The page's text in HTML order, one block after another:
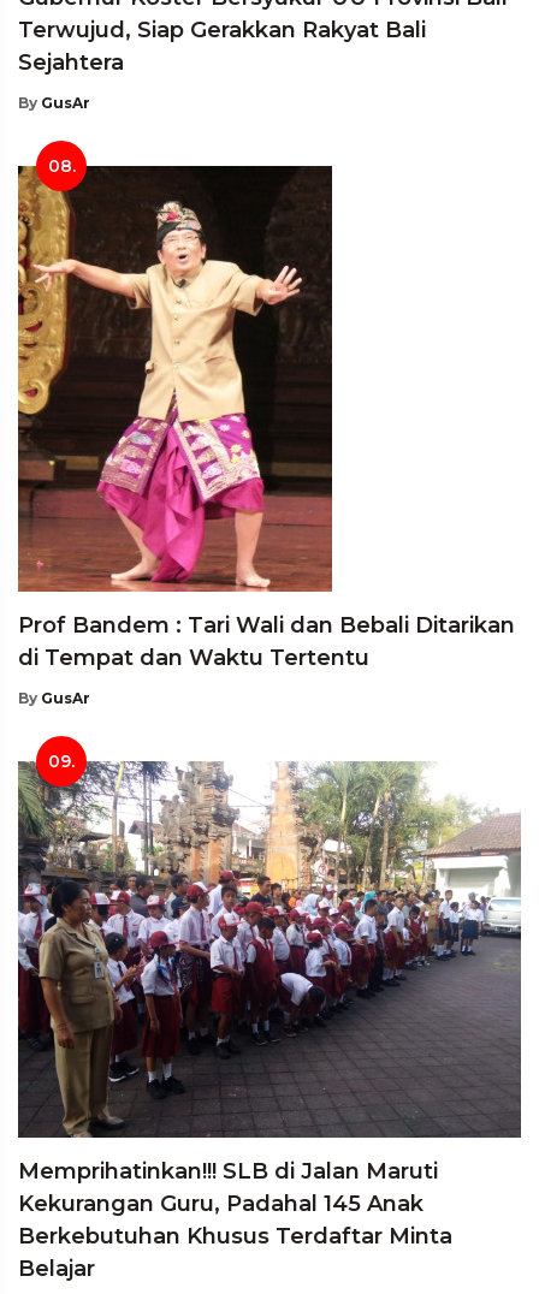
Terwujud, Siap Gerakkan Rakyat Bali
Sejahtera
By GusAr
08.
Prof Bandem : Tari Wali dan Bebali Ditarikan
di Tempat dan Waktu Tertentu
By GusAr
09.
Memprihatinkan!!! SLB di Jalan Maruti
Kekurangan Guru, Padahal 145 Anak
Berkebutuhan Khusus Terdaftar Minta
Belajar